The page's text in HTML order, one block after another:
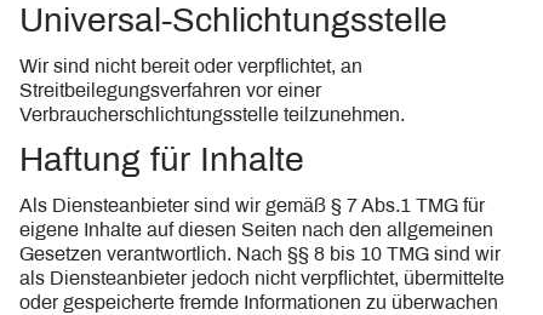
Universal-Schlichtungsstelle
Wir sind nicht bereit oder verpflichtet, an
Streitbeilegungsverfahren vor einer
Verbraucherschlichtungsstelle teilzunehmen.
Haftung für Inhalte
Als Diensteanbieter sind wir gemäß § 7 Abs.1 TMG für
eigene Inhalte auf diesen Seiten nach den allgemeinen
Gesetzen verantwortlich. Nach §§ 8 bis 10 TMG sind wir
als Diensteanbieter jedoch nicht verpflichtet, übermittelte
oder gespeicherte fremde Informationen zu überwachen